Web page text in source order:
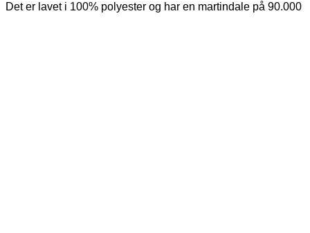
Det er lavet i 100% polyester og har en martindale på 90.000